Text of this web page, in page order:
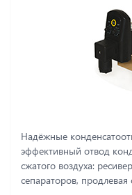
Надёжные
эффективный отвод
сжатого воздуха:
сепараторов,